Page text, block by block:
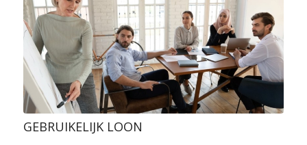
GEBRUIKELIJK LOON